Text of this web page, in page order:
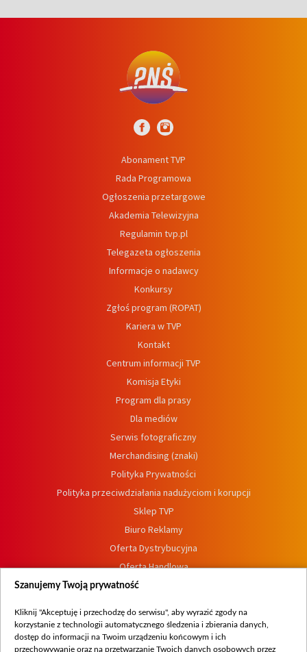
Abonament TVP
Rada Programowa
Ogłoszenia przetargowe
Akademia Telewizyjna
Regulamin tvp.pl
Telegazeta ogłoszenia
Informacje o nadawcy
Konkursy
Zgłoś program (ROPAT)
Kariera w TVP
Kontakt
Centrum informacji TVP
Komisja Etyki
Program dla prasy
Dla mediów
Serwis fotograficzny
Merchandising (znaki)
Polityka Prywatności
Polityka przeciwdziałania nadużyciom i korupcji
Sklep TVP
Biuro Reklamy
Oferta Dystrybucyjna
Oferta Handlowa
Dostępność
Procedura zgłoszeń wewnętrznych
Szanujemy Twoją prywatność
Kliknij "Akceptuję i przechodzę do serwisu", aby wyrazić zgody na
korzystanie z technologii automatycznego śledzenia i zbierania danych,
dostęp do informacji na Twoim urządzeniu końcowym i ich
przechowywanie oraz na przetwarzanie Twoich danych osobowych przez